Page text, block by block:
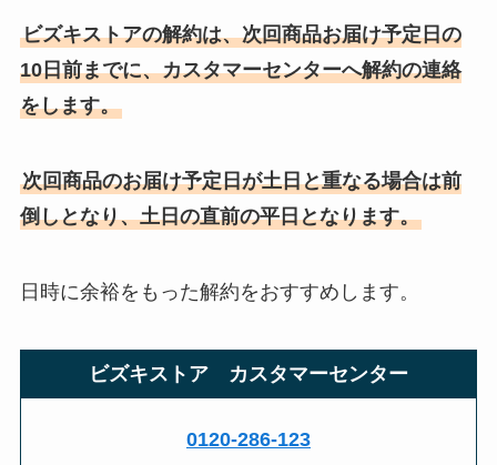
ビズキストアの解約は、次回商品お届け予定日の
10日前までに、カスタマーセンターへ解約の連絡
をします。
次回商品のお届け予定日が土日と重なる場合は前
倒しとなり、土日の直前の平日となります。
日時に余裕をもった解約をおすすめします。
ビズキストア カスタマーセンター
0120-286-123